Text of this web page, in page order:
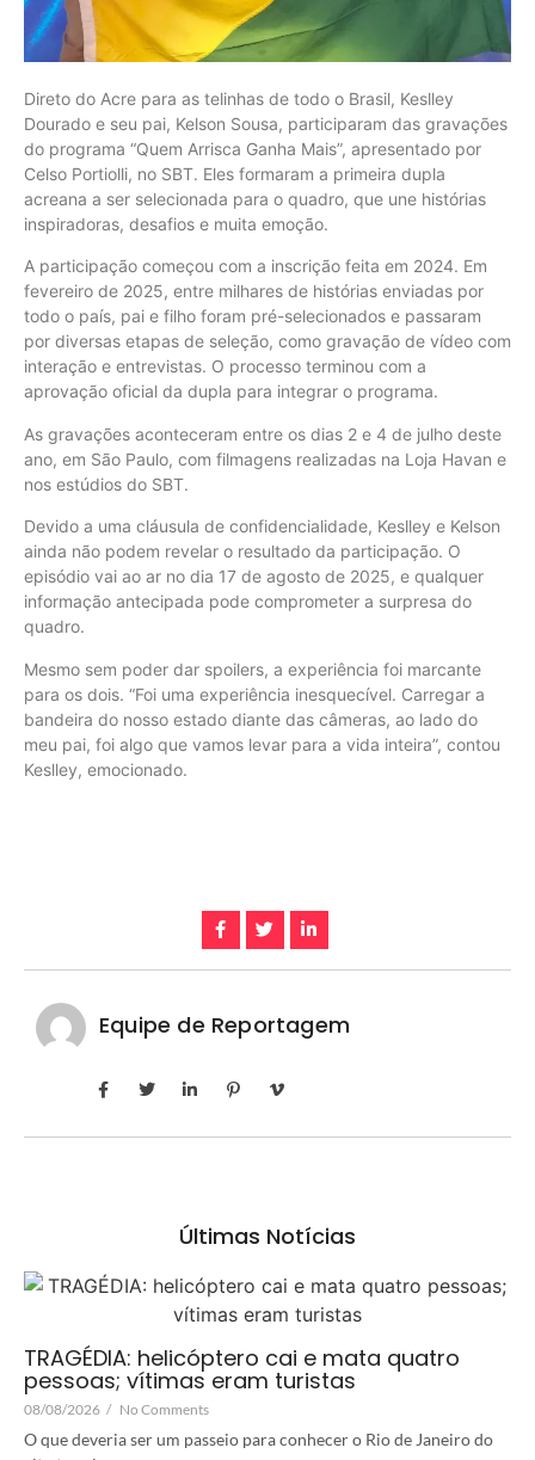
Direto do Acre para as telinhas de todo o Brasil, Keslley
Dourado e seu pai, Kelson Sousa, participaram das gravações
do programa “Quem Arrisca Ganha Mais”, apresentado por
Celso Portiolli, no SBT. Eles formaram a primeira dupla
acreana a ser selecionada para o quadro, que une histórias
inspiradoras, desafios e muita emoção.
A participação começou com a inscrição feita em 2024. Em
fevereiro de 2025, entre milhares de histórias enviadas por
todo o país, pai e filho foram pré-selecionados e passaram
por diversas etapas de seleção, como gravação de vídeo com
interação e entrevistas. O processo terminou com a
aprovação oficial da dupla para integrar o programa.
As gravações aconteceram entre os dias 2 e 4 de julho deste
ano, em São Paulo, com filmagens realizadas na Loja Havan e
nos estúdios do SBT.
Devido a uma cláusula de confidencialidade, Keslley e Kelson
ainda não podem revelar o resultado da participação. O
episódio vai ao ar no dia 17 de agosto de 2025, e qualquer
informação antecipada pode comprometer a surpresa do
quadro.
Mesmo sem poder dar spoilers, a experiência foi marcante
para os dois. “Foi uma experiência inesquecível. Carregar a
bandeira do nosso estado diante das câmeras, ao lado do
meu pai, foi algo que vamos levar para a vida inteira”, contou
Keslley, emocionado.
Equipe de Reportagem
Últimas Notícias
TRAGÉDIA: helicóptero cai e mata quatro
pessoas; vítimas eram turistas
08/08/2026 / No Comments
O que deveria ser um passeio para conhecer o Rio de Janeiro do